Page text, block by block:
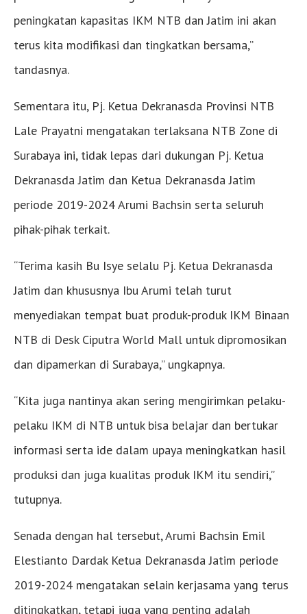
peningkatan kapasitas IKM NTB dan Jatim ini akan
terus kita modifikasi dan tingkatkan bersama,”
tandasnya.
Sementara itu, Pj. Ketua Dekranasda Provinsi NTB
Lale Prayatni mengatakan terlaksana NTB Zone di
Surabaya ini, tidak lepas dari dukungan Pj. Ketua
Dekranasda Jatim dan Ketua Dekranasda Jatim
periode 2019-2024 Arumi Bachsin serta seluruh
pihak-pihak terkait.
“Terima kasih Bu Isye selalu Pj. Ketua Dekranasda
Jatim dan khususnya Ibu Arumi telah turut
menyediakan tempat buat produk-produk IKM Binaan
NTB di Desk Ciputra World Mall untuk dipromosikan
dan dipamerkan di Surabaya,” ungkapnya.
“Kita juga nantinya akan sering mengirimkan pelaku-
pelaku IKM di NTB untuk bisa belajar dan bertukar
informasi serta ide dalam upaya meningkatkan hasil
produksi dan juga kualitas produk IKM itu sendiri,”
tutupnya.
Senada dengan hal tersebut, Arumi Bachsin Emil
Elestianto Dardak Ketua Dekranasda Jatim periode
2019-2024 mengatakan selain kerjasama yang terus
ditingkatkan, tetapi juga yang penting adalah